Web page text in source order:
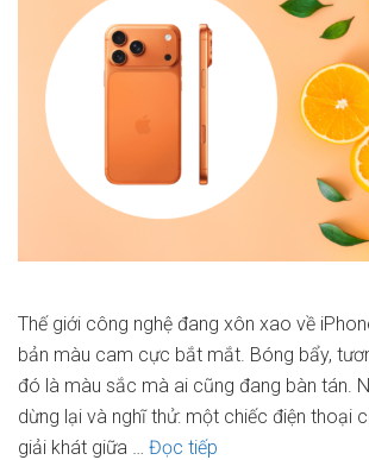
Thế giới công nghệ đang xôn xao về
bản màu cam cực bắt mắt. Bóng bẩy,
đó là màu sắc mà ai cũng đang bàn tán.
dừng lại và nghĩ thử: một chiếc điện thoại
giải khát giữa … Đọc tiếp